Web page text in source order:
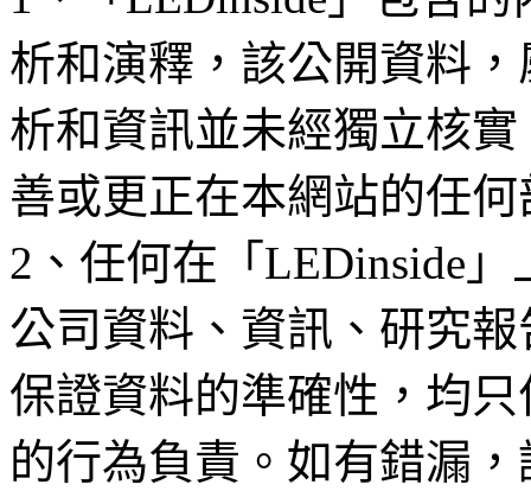
析和演釋，該公開資料
析和資訊並未經獨立核
善或更正在本網站的任
2、任何在「LEDinside
公司資料、資訊、研究
保證資料的準確性，均
的行為負責。如有錯漏